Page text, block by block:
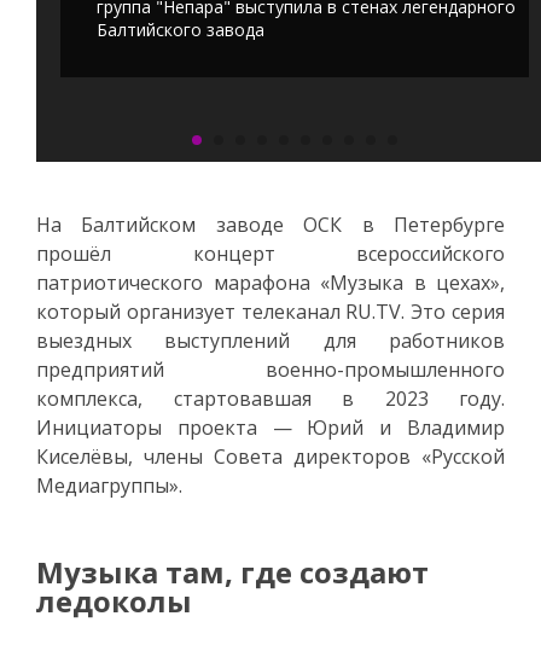
группа "Непара" выступила в стенах легендарного
Балтийского завода
На Балтийском заводе ОСК в Петербурге
прошёл концерт всероссийского
патриотического марафона «Музыка в цехах»,
который организует телеканал RU.TV. Это серия
выездных выступлений для работников
предприятий военно-промышленного
комплекса, стартовавшая в 2023 году.
Инициаторы проекта — Юрий и Владимир
Киселёвы, члены Совета директоров «Русской
Медиагруппы».
Музыка там, где создают
ледоколы